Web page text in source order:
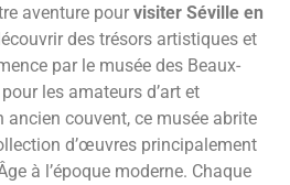
aventure pour visiter Séville en
des trésors artistiques et
par le musée des Beaux-
les amateurs d’art et
ancien couvent, ce musée abrite
d’œuvres principalement
à l’époque moderne. Chaque